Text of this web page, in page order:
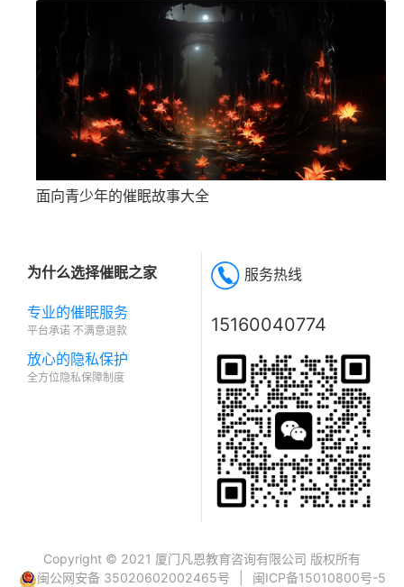
面向青少年的催眠故事大全
为什么选择催眠之家
专业的催眠服务
平台承诺 不满意退款
放心的隐私保护
全方位隐私保障制度
服务热线
15160040774
Copyright © 2021 厦门凡恩教育咨询有限公司 版权所有
闽公网安备 35020602002465号
闽ICP备15010800号-5